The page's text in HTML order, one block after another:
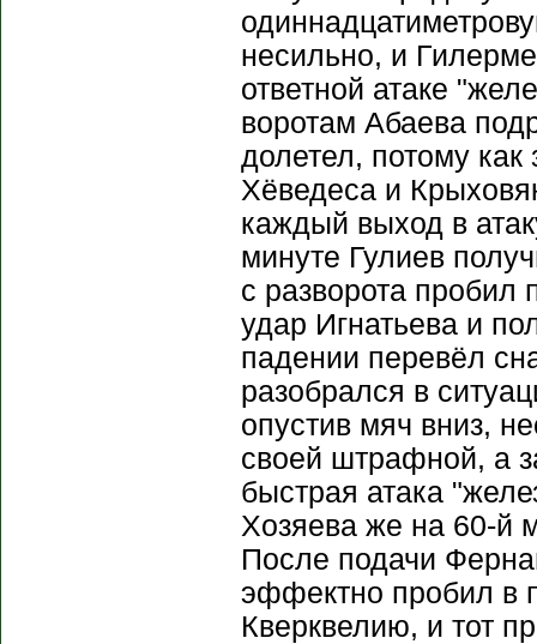
несильно, и
ответной атаке
воротам Абаева
долетел, потому
Хёведеса и
каждый выход в
минуте Гулиев
с разворота пробил
удар Игнатьева и
падении перевёл
разобрался в
опустив мяч вниз,
своей штрафной, а
быстрая атака
Хозяева же на 60-й
После подачи
эффектно пробил в
Кверквелию, и тот